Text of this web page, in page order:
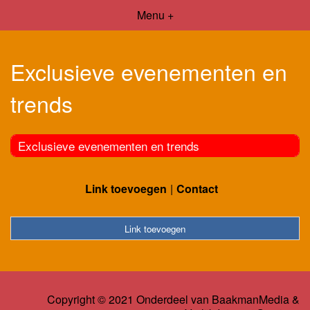
Menu +
Exclusieve evenementen en
trends
Exclusieve evenementen en trends
Link toevoegen Contact
Link toevoegen
Copyright © 2021 Onderdeel van BaakmanMedia&